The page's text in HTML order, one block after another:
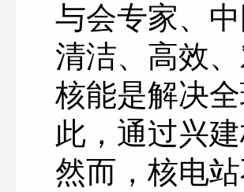
与会专家、
清洁、高效
核能是解决
此，通过兴
然而，核电